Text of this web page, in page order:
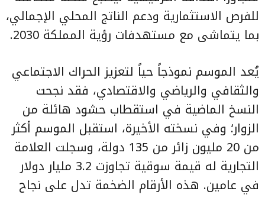
للفرص الاستثمارية ودعم الناتج المحلي الإجمالي،
بما يتماشى مع مستهدفات رؤية المملكة 2030.
يُعد الموسم نموذجاً حياً لتعزيز الحراك الاجتماعي
والثقافي والرياضي والاقتصادي، فقد نجحت
النسخ الماضية في استقطاب حشود هائلة من
الزوار؛ وفي نسخته الأخيرة، استقبل الموسم أكثر
من 20 مليون زائر من 135 دولة، وسجلت العلامة
التجارية له قيمة سوقية تجاوزت 3.2 مليار دولار
في عامين. هذه الأرقام الضخمة تدل على نجاح